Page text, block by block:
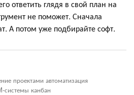
ответить глядя в свой план на
не поможет. Сначала
А потом уже подбирайте софт.
проектами автоматизация
системы канбан